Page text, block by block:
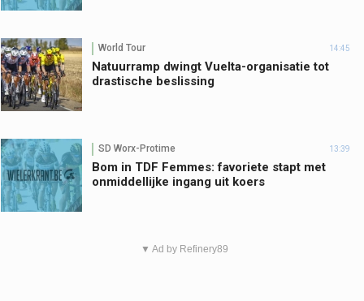
World Tour 14:45
Natuurramp dwingt Vuelta-organisatie tot
drastische beslissing
SD Worx-Protime 13:39
Bom in TDF Femmes: favoriete stapt met
onmiddellijke ingang uit koers
▼ Ad by Refinery89